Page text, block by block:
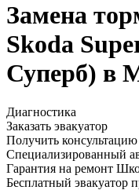
Замена
Skoda
Суперб) в
Диагностика
Заказать эвакуатор
Получить консультацию
Специализированный
Гарантия на ремонт
Бесплатный эвакуатор